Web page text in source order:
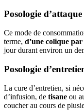
Posologie d’attaque
Ce mode de
terme, d’une colique par
jour durant environ un
Posologie
La cure d’entretien, si
d’infusion, de tisane ou
coucher au cours de